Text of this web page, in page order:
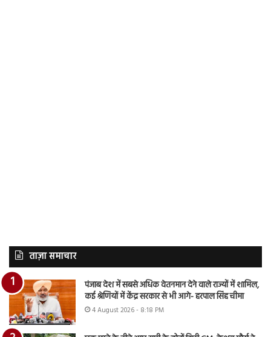
ताज़ा समाचार
पंजाब देश में सबसे अधिक वेतनमान देने वाले राज्यों में शामिल,
कई श्रेणियों में केंद्र सरकार से भी आगे- हरपाल सिंह चीमा
4 August 2026 - 8:18 PM